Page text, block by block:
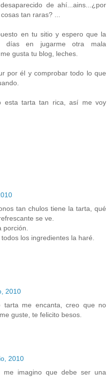
de ahí...ains...¿por
tan raras? ...
en tu sitio y espero que la
días en jugarme otra mala
gusta tu blog, leches.
por él y comprobar todo lo que
esta tarta tan rica, así me voy
tan chulos tiene la tarta, qué
se ve.
porción.
los ingredientes la haré.
2010
tarta me encanta, creo que no
guste, te felicito besos.
2010
imagino que debe ser una